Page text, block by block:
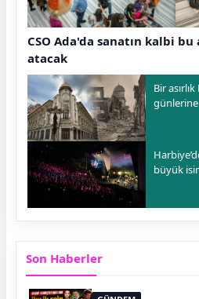
CSO Ada'da sanatın kalbi
atacak
Bir
büyük
Son Haberler